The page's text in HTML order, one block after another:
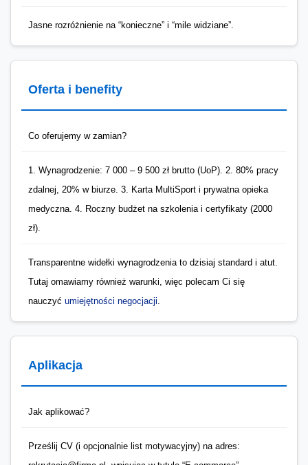
Jasne rozróżnienie na “konieczne” i “mile widziane”.
Oferta i benefity
Co oferujemy w zamian?
1. Wynagrodzenie: 7 000 – 9 500 zł brutto (UoP). 2. 80% pracy
zdalnej, 20% w biurze. 3. Karta MultiSport i prywatna opieka
medyczna. 4. Roczny budżet na szkolenia i certyfikaty (2000
zł).
Transparentne widełki wynagrodzenia to dzisiaj standard i atut.
Tutaj omawiamy również warunki, więc polecam Ci się
nauczyć umiejętności negocjacji.
Aplikacja
Jak aplikować?
Prześlij CV (i opcjonalnie list motywacyjny) na adres: